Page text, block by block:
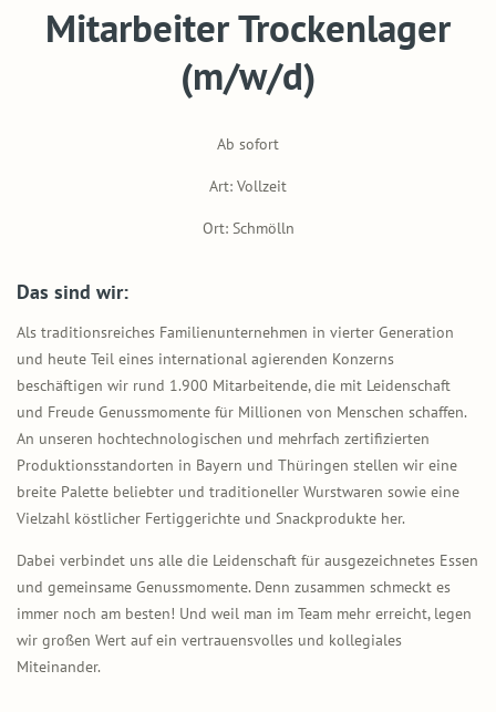
Mitarbeiter Trockenlager
(m/w/d)
Ab sofort
Art: Vollzeit
Ort: Schmölln
Das sind wir:
Als traditionsreiches Familienunternehmen in vierter Generation
und heute Teil eines international agierenden Konzerns
beschäftigen wir rund 1.900 Mitarbeitende, die mit Leidenschaft
und Freude Genussmomente für Millionen von Menschen schaffen.
An unseren hochtechnologischen und mehrfach zertifizierten
Produktionsstandorten in Bayern und Thüringen stellen wir eine
breite Palette beliebter und traditioneller Wurstwaren sowie eine
Vielzahl köstlicher Fertiggerichte und Snackprodukte her.
Dabei verbindet uns alle die Leidenschaft für ausgezeichnetes Essen
und gemeinsame Genussmomente. Denn zusammen schmeckt es
immer noch am besten! Und weil man im Team mehr erreicht, legen
wir großen Wert auf ein vertrauensvolles und kollegiales
Miteinander.